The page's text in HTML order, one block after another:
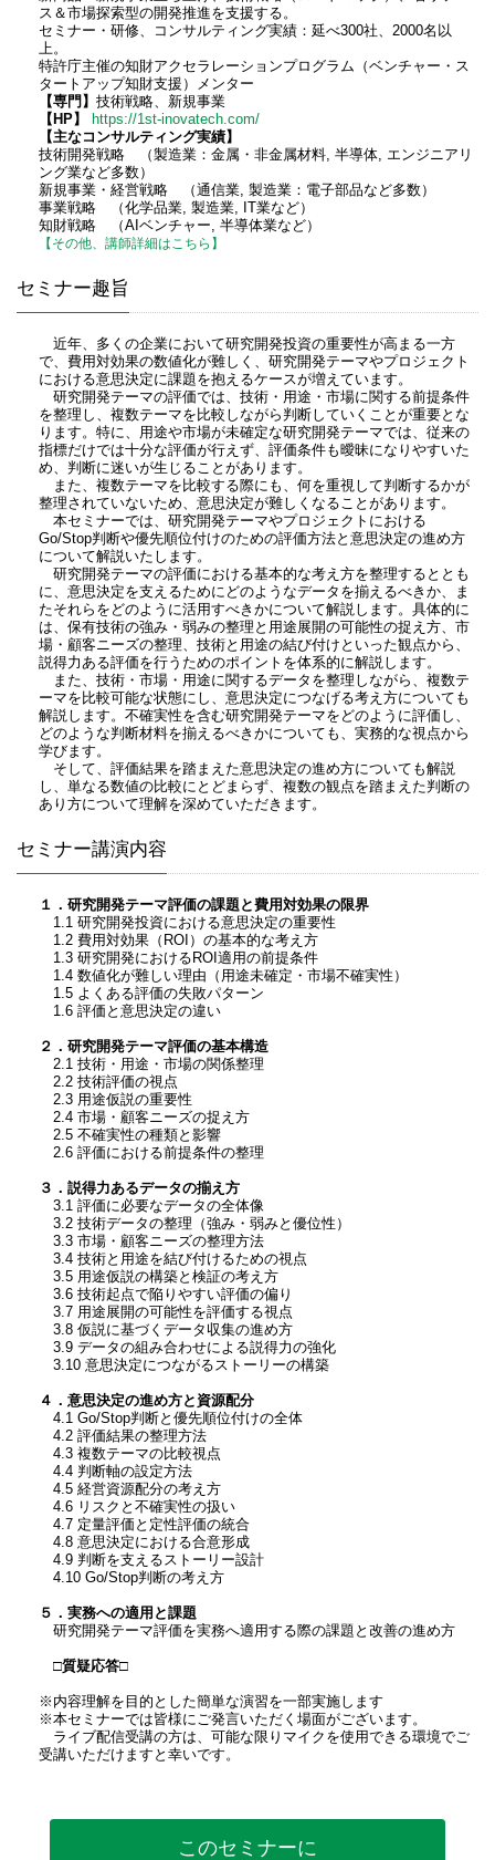
ス＆市場探索型の開発推進を支援する。
セミナー・研修、コンサルティング実績：延べ300社、2000名以
上。
特許庁主催の知財アクセラレーションプログラム（ベンチャー・ス
タートアップ知財支援）メンター
【専門】 技術戦略、新規事業
【HP】
https://1st-inovatech.com/
【主なコンサルティング実績】
技術開発戦略 （製造業：金属・非金属材料, 半導体, エンジニアリ
ング業など多数）
新規事業・経営戦略 （通信業, 製造業：電子部品など多数）
事業戦略 （化学品業, 製造業, IT業など）
知財戦略 （AIベンチャー, 半導体業など）
【その他、講師詳細はこちら】
セミナー趣旨
近年、多くの企業において研究開発投資の重要性が高まる一方
で、費用対効果の数値化が難しく、研究開発テーマやプロジェクト
における意思決定に課題を抱えるケースが増えています。
研究開発テーマの評価では、技術・用途・市場に関する前提条件
を整理し、複数テーマを比較しながら判断していくことが重要とな
ります。特に、用途や市場が未確定な研究開発テーマでは、従来の
指標だけでは十分な評価が行えず、評価条件も曖昧になりやすいた
め、判断に迷いが生じることがあります。
また、複数テーマを比較する際にも、何を重視して判断するかが
整理されていないため、意思決定が難しくなることがあります。
本セミナーでは、研究開発テーマやプロジェクトにおける
Go/Stop判断や優先順位付けのための評価方法と意思決定の進め方
について解説いたします。
研究開発テーマの評価における基本的な考え方を整理するととも
に、意思決定を支えるためにどのようなデータを揃えるべきか、ま
たそれらをどのように活用すべきかについて解説します。具体的に
は、保有技術の強み・弱みの整理と用途展開の可能性の捉え方、市
場・顧客ニーズの整理、技術と用途の結び付けといった観点から、
説得力ある評価を行うためのポイントを体系的に解説します。
また、技術・市場・用途に関するデータを整理しながら、複数テ
ーマを比較可能な状態にし、意思決定につなげる考え方についても
解説します。不確実性を含む研究開発テーマをどのように評価し、
どのような判断材料を揃えるべきかについても、実務的な視点から
学びます。
そして、評価結果を踏まえた意思決定の進め方についても解説
し、単なる数値の比較にとどまらず、複数の観点を踏まえた判断の
あり方について理解を深めていただきます。
セミナー講演内容
１．研究開発テーマ評価の課題と費用対効果の限界
1.1 研究開発投資における意思決定の重要性
1.2 費用対効果（ROI）の基本的な考え方
1.3 研究開発におけるROI適用の前提条件
1.4 数値化が難しい理由（用途未確定・市場不確実性）
1.5 よくある評価の失敗パターン
1.6 評価と意思決定の違い
２．研究開発テーマ評価の基本構造
2.1 技術・用途・市場の関係整理
2.2 技術評価の視点
2.3 用途仮説の重要性
2.4 市場・顧客ニーズの捉え方
2.5 不確実性の種類と影響
2.6 評価における前提条件の整理
３．説得力あるデータの揃え方
3.1 評価に必要なデータの全体像
3.2 技術データの整理（強み・弱みと優位性）
3.3 市場・顧客ニーズの整理方法
3.4 技術と用途を結び付けるための視点
3.5 用途仮説の構築と検証の考え方
3.6 技術起点で陥りやすい評価の偏り
3.7 用途展開の可能性を評価する視点
3.8 仮説に基づくデータ収集の進め方
3.9 データの組み合わせによる説得力の強化
3.10 意思決定につながるストーリーの構築
４．意思決定の進め方と資源配分
4.1 Go/Stop判断と優先順位付けの全体
4.2 評価結果の整理方法
4.3 複数テーマの比較視点
4.4 判断軸の設定方法
4.5 経営資源配分の考え方
4.6 リスクと不確実性の扱い
4.7 定量評価と定性評価の統合
4.8 意思決定における合意形成
4.9 判断を支えるストーリー設計
4.10 Go/Stop判断の考え方
５．実務への適用と課題
研究開発テーマ評価を実務へ適用する際の課題と改善の進め方
□質疑応答□
※内容理解を目的とした簡単な演習を一部実施します
※本セミナーでは皆様にご発言いただく場面がございます。
ライブ配信受講の方は、可能な限りマイクを使用できる環境でご
受講いただけますと幸いです。
このセミナーに